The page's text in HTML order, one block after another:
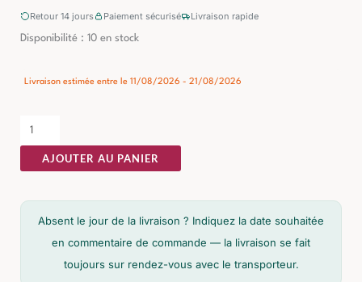
Retour 14 jours Paiement sécurisé Livraison rapide
Disponibilité : 10 en stock
Livraison estimée entre le 11/08/2026 - 21/08/2026
quantité
Table
Naturel-
noir
Ixia
AJOUTER AU PANIER
Absent le jour de la livraison ? Indiquez la date souhaitée
en commentaire de commande — la livraison se fait
toujours sur rendez-vous avec le transporteur.